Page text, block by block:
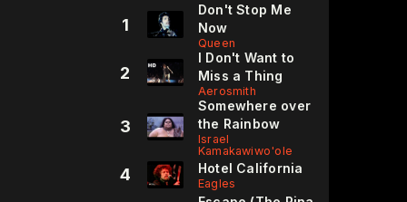
1
Don't Stop Me
Now
Queen
2
I Don't Want to
Miss a Thing
Aerosmith
3
Somewhere over
the Rainbow
Israel
Kamakawiwo'ole
4 Hotel California
Eagles